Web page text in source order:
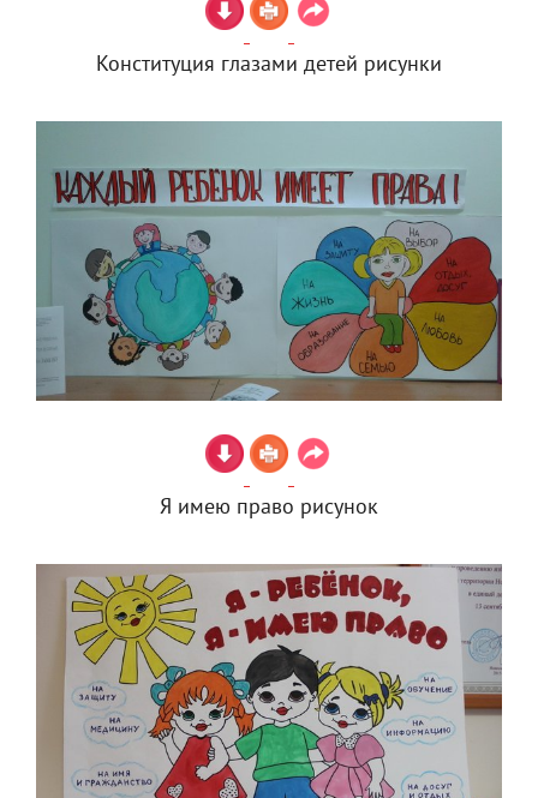
Конституция глазами детей рисунки
Я имею право рисунок